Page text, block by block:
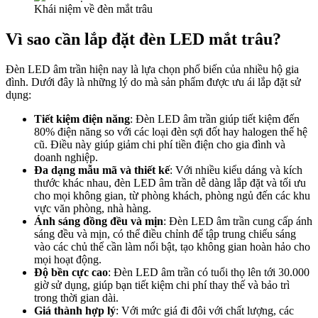
Khái niệm về đèn mắt trâu
Vì sao cần lắp đặt đèn LED mắt trâu?
Đèn LED âm trần hiện nay là lựa chọn phổ biến của nhiều hộ gia
đình. Dưới đây là những lý do mà sản phẩm được ưu ái lắp đặt sử
dụng:
Tiết kiệm điện năng: Đèn LED âm trần giúp tiết kiệm đến
80% điện năng so với các loại đèn sợi đốt hay halogen thế hệ
cũ. Điều này giúp giảm chi phí tiền điện cho gia đình và
doanh nghiệp.
Đa dạng mẫu mã và thiết kế: Với nhiều kiểu dáng và kích
thước khác nhau, đèn LED âm trần dễ dàng lắp đặt và tối ưu
cho mọi không gian, từ phòng khách, phòng ngủ đến các khu
vực văn phòng, nhà hàng.
Ánh sáng đồng đều và mịn: Đèn LED âm trần cung cấp ánh
sáng đều và mịn, có thể điều chỉnh để tập trung chiếu sáng
vào các chủ thể cần làm nổi bật, tạo không gian hoàn hảo cho
mọi hoạt động.
Độ bền cực cao: Đèn LED âm trần có tuổi thọ lên tới 30.000
giờ sử dụng, giúp bạn tiết kiệm chi phí thay thế và bảo trì
trong thời gian dài.
Giá thành hợp lý: Với mức giá đi đôi với chất lượng, các